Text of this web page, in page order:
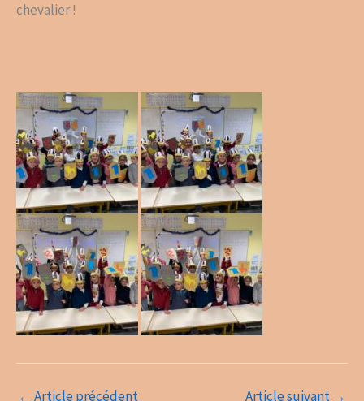
chevalier !
← Article précédent Article suivant →